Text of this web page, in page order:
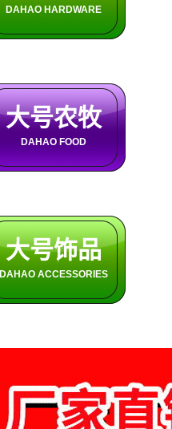
DAHAO HARDWARE
大号农牧
DAHAO FOOD
大号饰品
DAHAO ACCESSORIES